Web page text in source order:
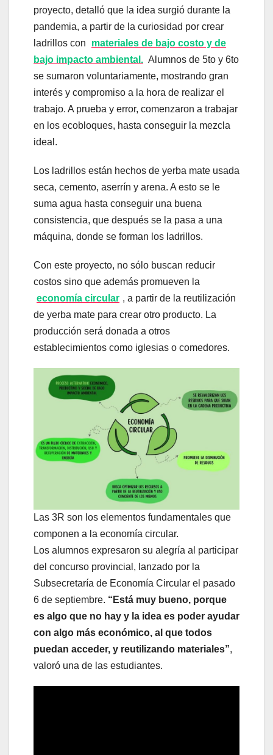
proyecto, detalló que la idea surgió durante la
pandemia, a partir de la curiosidad por crear
ladrillos con
materiales de bajo costo y de
bajo impacto ambiental. Alumnos de 5to y 6to
se sumaron voluntariamente, mostrando gran
interés y compromiso a la hora de realizar el
trabajo. A prueba y error, comenzaron a trabajar
en los ecobloques, hasta conseguir la mezcla
ideal.
Los ladrillos están hechos de yerba mate usada
seca, cemento, aserrín y arena. A esto se le
suma agua hasta conseguir una buena
consistencia, que después se la pasa a una
máquina, donde se forman los ladrillos.
Con este proyecto, no sólo buscan reducir
costos sino que además promueven la
economía circular , a partir de la reutilización
de yerba mate para crear otro producto. La
producción será donada a otros
establecimientos como iglesias o comedores.
Las 3R son los elementos fundamentales que
componen a la economía circular.
Los alumnos expresaron su alegría al participar
del concurso provincial, lanzado por la
Subsecretaría de Economía Circular el pasado
6 de septiembre. “Está muy bueno, porque
es algo que no hay y la idea es poder ayudar
con algo más económico, al que todos
puedan acceder, y reutilizando materiales”,
valoró una de las estudiantes.